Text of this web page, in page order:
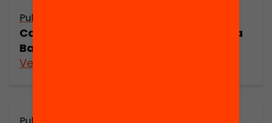
Publicació
Catalogació de les revistes de dones a
Barcelona (1846-1936) (part 2)
Veure’n més